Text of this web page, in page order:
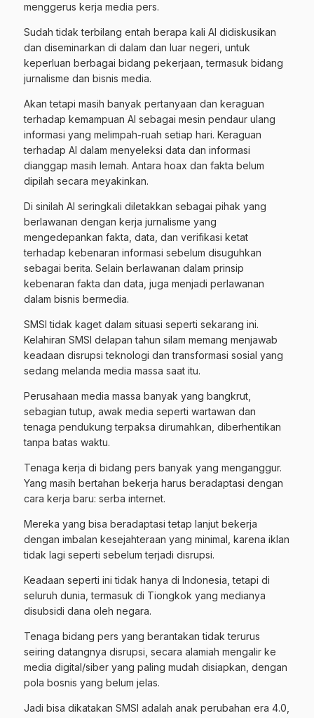
menggerus kerja media pers.
Sudah tidak terbilang entah berapa kali AI didiskusikan
dan diseminarkan di dalam dan luar negeri, untuk
keperluan berbagai bidang pekerjaan, termasuk bidang
jurnalisme dan bisnis media.
Akan tetapi masih banyak pertanyaan dan keraguan
terhadap kemampuan AI sebagai mesin pendaur ulang
informasi yang melimpah-ruah setiap hari. Keraguan
terhadap AI dalam menyeleksi data dan informasi
dianggap masih lemah. Antara hoax dan fakta belum
dipilah secara meyakinkan.
Di sinilah AI seringkali diletakkan sebagai pihak yang
berlawanan dengan kerja jurnalisme yang
mengedepankan fakta, data, dan verifikasi ketat
terhadap kebenaran informasi sebelum disuguhkan
sebagai berita. Selain berlawanan dalam prinsip
kebenaran fakta dan data, juga menjadi perlawanan
dalam bisnis bermedia.
SMSI tidak kaget dalam situasi seperti sekarang ini.
Kelahiran SMSI delapan tahun silam memang menjawab
keadaan disrupsi teknologi dan transformasi sosial yang
sedang melanda media massa saat itu.
Perusahaan media massa banyak yang bangkrut,
sebagian tutup, awak media seperti wartawan dan
tenaga pendukung terpaksa dirumahkan, diberhentikan
tanpa batas waktu.
Tenaga kerja di bidang pers banyak yang menganggur.
Yang masih bertahan bekerja harus beradaptasi dengan
cara kerja baru: serba internet.
Mereka yang bisa beradaptasi tetap lanjut bekerja
dengan imbalan kesejahteraan yang minimal, karena iklan
tidak lagi seperti sebelum terjadi disrupsi.
Keadaan seperti ini tidak hanya di Indonesia, tetapi di
seluruh dunia, termasuk di Tiongkok yang medianya
disubsidi dana oleh negara.
Tenaga bidang pers yang berantakan tidak terurus
seiring datangnya disrupsi, secara alamiah mengalir ke
media digital/siber yang paling mudah disiapkan, dengan
pola bosnis yang belum jelas.
Jadi bisa dikatakan SMSI adalah anak perubahan era 4.0,